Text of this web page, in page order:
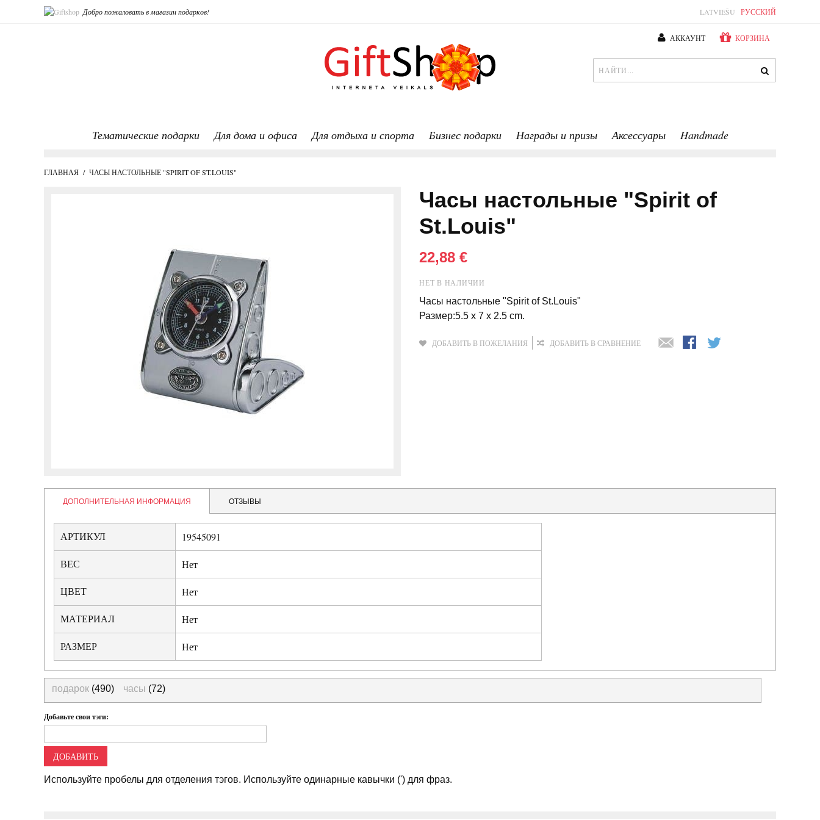
Добро пожаловать в магазин подарков! LATVIEŠU РУССКИЙ
АККАУНТ КОРЗИНА
Тематические подарки Для дома и офиса Для отдыха и спорта Бизнес подарки Награды и призы Аксессуары Handmade
ГЛАВНАЯ / ЧАСЫ НАСТОЛЬНЫЕ "SPIRIT OF ST.LOUIS"
Часы настольные "Spirit of
St.Louis"
22,88 €
НЕТ В НАЛИЧИИ
Часы настольные "Spirit of St.Louis"
Размер:5.5 x 7 x 2.5 cm.
ДОБАВИТЬ В ПОЖЕЛАНИЯ ДОБАВИТЬ В СРАВНЕНИЕ
ДОПОЛНИТЕЛЬНАЯ ИНФОРМАЦИЯ ОТЗЫВЫ
АРТИКУЛ 19545091
ВЕС Нет
ЦВЕТ Нет
МАТЕРИАЛ Нет
РАЗМЕР Нет
подарок (490) часы (72)
Добавьте свои тэги:
ДОБАВИТЬ
Используйте пробелы для отделения тэгов. Используйте одинарные кавычки (') для фраз.